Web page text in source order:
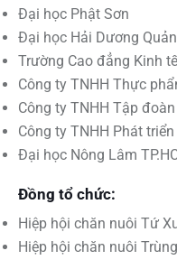
Đại học Phật Sơn
Đại học Hải Dương
Trường Cao đẳng Kinh
Công ty TNHH Thực
Công ty TNHH Tập
Công ty TNHH Phát
Đại học Nông Lâm
Đồng tổ chức:
Hiệp hội chăn nuôi Tứ
Hiệp hội chăn nuôi